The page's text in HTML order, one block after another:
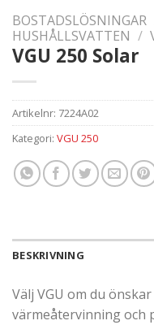
BOSTADSLÖSNINGAR
HUSHÅLLSVATTEN /
VGU 250 Solar
Artikelnr: 7224A02
Kategori: VGU 250
BESKRIVNING
Välj VGU om du
värmeåtervinning och